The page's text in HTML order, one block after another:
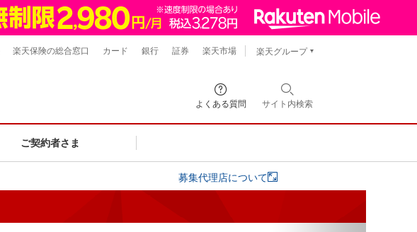
よくある質問 サイト内検索
ご契約者さま
楽天保険の総合窓口 カード 銀行 証券 楽天市場 楽天グループ
募集代理店について